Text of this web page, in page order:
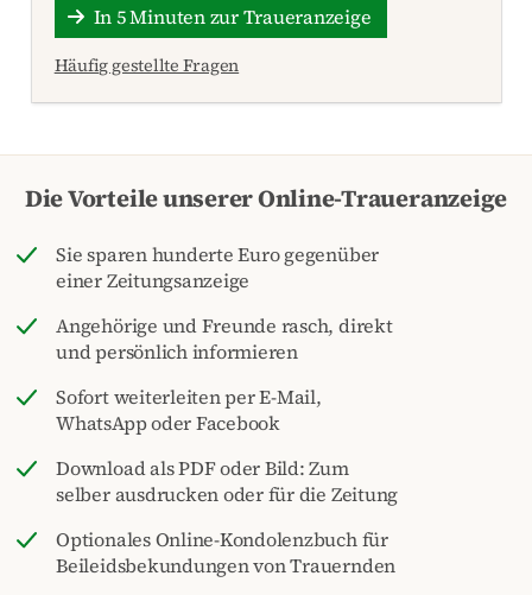
In 5 Minuten zur Traueranzeige
Häufig gestellte Fragen
Die Vorteile unserer Online-Traueranzeige
Sie sparen hunderte Euro gegenüber
einer Zeitungsanzeige
Angehörige und Freunde rasch, direkt
und persönlich informieren
Sofort weiterleiten per E-Mail,
WhatsApp oder Facebook
Download als PDF oder Bild: Zum
selber ausdrucken oder für die Zeitung
Optionales Online-Kondolenzbuch für
Beileidsbekundungen von Trauernden